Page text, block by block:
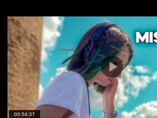
00:54:37